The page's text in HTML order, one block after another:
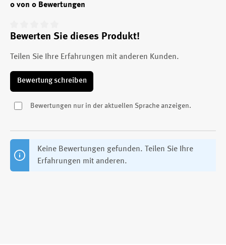
0 von 0 Bewertungen
Durchschnittliche Bewertung von 0 von 5 Sternen
Bewerten Sie dieses Produkt!
Teilen Sie Ihre Erfahrungen mit anderen Kunden.
Bewertung schreiben
Bewertungen nur in der aktuellen Sprache anzeigen.
Keine Bewertungen gefunden. Teilen Sie Ihre
Erfahrungen mit anderen.